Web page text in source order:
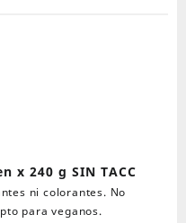
x 240 g SIN TACC
ni colorantes. No
para veganos.